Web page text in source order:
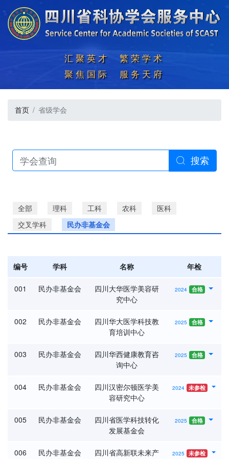
汇聚英才  繁荣学术
聚焦国际  服务天府
首页 省级学会
 搜索
全部 理科 工科 农科
医科
交叉学科
民办非基金会
编号 学科 名称 年检
001 民办非基金会
四川大华医学美容研
究中心
2024 合格
002 民办非基金会
四川华大医学科技教
育培训中心
2025 合格
003 民办非基金会
四川华西健康教育咨
询中心
2025 合格
004 民办非基金会
四川汉密尔顿医学美
容研究中心
2024 未参检
005 民办非基金会
四川省医学科技转化
发展基金会
2025 合格
006 民办非基金会
四川省高新联未来产
2025 未参检